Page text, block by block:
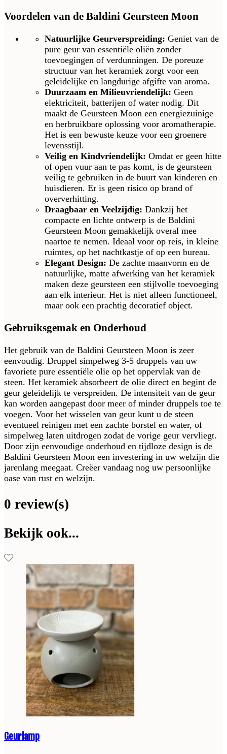
Voordelen van de Baldini Geursteen Moon
Natuurlijke Geurverspreiding: Geniet van de
pure geur van essentiële oliën zonder
toevoegingen of verdunningen. De poreuze
structuur van het keramiek zorgt voor een
geleidelijke en langdurige afgifte van aroma.
Duurzaam en Milieuvriendelijk: Geen
elektriciteit, batterijen of water nodig. Dit
maakt de Geursteen Moon een energiezuinige
en herbruikbare oplossing voor aromatherapie.
Het is een bewuste keuze voor een groenere
levensstijl.
Veilig en Kindvriendelijk: Omdat er geen hitte
of open vuur aan te pas komt, is de geursteen
veilig te gebruiken in de buurt van kinderen en
huisdieren. Er is geen risico op brand of
oververhitting.
Draagbaar en Veelzijdig: Dankzij het
compacte en lichte ontwerp is de Baldini
Geursteen Moon gemakkelijk overal mee
naartoe te nemen. Ideaal voor op reis, in kleine
ruimtes, op het nachtkastje of op een bureau.
Elegant Design: De zachte maanvorm en de
natuurlijke, matte afwerking van het keramiek
maken deze geursteen een stijlvolle toevoeging
aan elk interieur. Het is niet alleen functioneel,
maar ook een prachtig decoratief object.
Gebruiksgemak en Onderhoud
Het gebruik van de Baldini Geursteen Moon is zeer
eenvoudig. Druppel simpelweg 3-5 druppels van uw
favoriete pure essentiële olie op het oppervlak van de
steen. Het keramiek absorbeert de olie direct en begint de
geur geleidelijk te verspreiden. De intensiteit van de geur
kan worden aangepast door meer of minder druppels toe te
voegen. Voor het wisselen van geur kunt u de steen
eventueel reinigen met een zachte borstel en water, of
simpelweg laten uitdrogen zodat de vorige geur vervliegt.
Door zijn eenvoudige onderhoud en tijdloze design is de
Baldini Geursteen Moon een investering in uw welzijn die
jarenlang meegaat. Creëer vandaag nog uw persoonlijke
oase van rust en welzijn.
0 review(s)
Bekijk ook...
Geurlamp